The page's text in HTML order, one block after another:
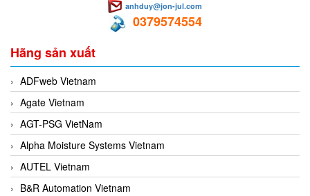
anhduy@jon-jul.com
0379574554
Hãng sản xuất
ADFweb Vietnam
Agate Vietnam
AGT-PSG VietNam
Alpha Moisture Systems Vietnam
AUTEL Vietnam
B&R Automation Vietnam